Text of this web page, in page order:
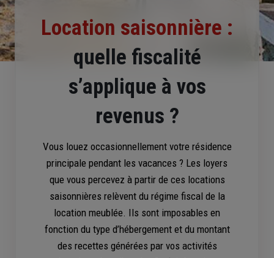
Location saisonnière :
quelle fiscalité
s’applique à vos
revenus ?
Vous louez occasionnellement votre résidence
principale pendant les vacances ? Les loyers
que vous percevez à partir de ces locations
saisonnières relèvent du régime fiscal de la
location meublée. Ils sont imposables en
fonction du type d’hébergement et du montant
des recettes générées par vos activités